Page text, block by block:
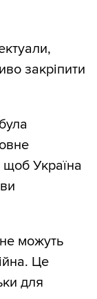
закріпити
Україна
можуть
Це
для